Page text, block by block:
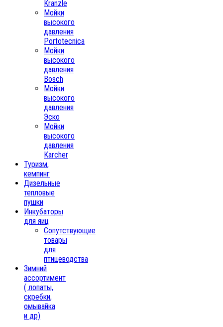
Kranzle
Мойки
высокого
давления
Portotecnica
Мойки
высокого
давления
Bosch
Мойки
высокого
давления
Эско
Мойки
высокого
давления
Karcher
Туризм,
кемпинг
Дизельные
тепловые
пушки
Инкубаторы
для яиц
Сопутствующие
товары
для
птицеводства
Зимний
ассортимент
( лопаты,
скребки,
омывайка
и др)